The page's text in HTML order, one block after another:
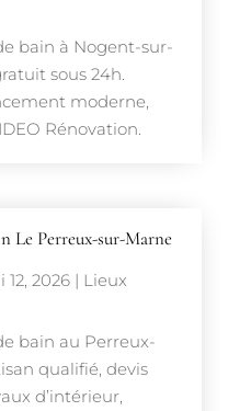
bain à Nogent-sur-
sous 24h.
moderne,
Rénovation.
Le Perreux-sur-Marne
12, 2026| Lieux
bain au Perreux-
qualifié, devis
d’intérieur,